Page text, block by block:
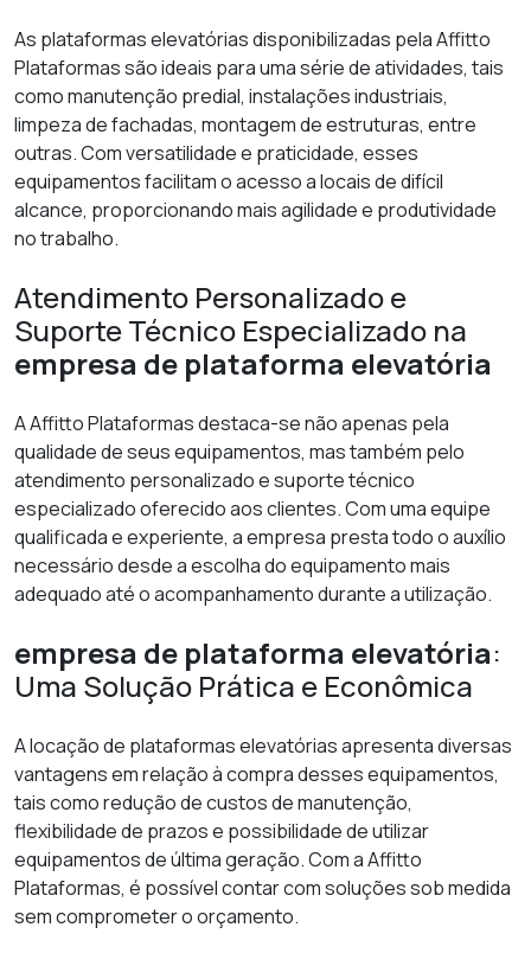
As plataformas elevatórias disponibilizadas pela Affitto
Plataformas são ideais para uma série de atividades, tais
como manutenção predial, instalações industriais,
limpeza de fachadas, montagem de estruturas, entre
outras. Com versatilidade e praticidade, esses
equipamentos facilitam o acesso a locais de difícil
alcance, proporcionando mais agilidade e produtividade
no trabalho.
Atendimento Personalizado e
Suporte Técnico Especializado na
empresa de plataforma elevatória
A Affitto Plataformas destaca-se não apenas pela
qualidade de seus equipamentos, mas também pelo
atendimento personalizado e suporte técnico
especializado oferecido aos clientes. Com uma equipe
qualificada e experiente, a empresa presta todo o auxílio
necessário desde a escolha do equipamento mais
adequado até o acompanhamento durante a utilização.
empresa de plataforma elevatória:
Uma Solução Prática e Econômica
A locação de plataformas elevatórias apresenta diversas
vantagens em relação à compra desses equipamentos,
tais como redução de custos de manutenção,
flexibilidade de prazos e possibilidade de utilizar
equipamentos de última geração. Com a Affitto
Plataformas, é possível contar com soluções sob medida
sem comprometer o orçamento.